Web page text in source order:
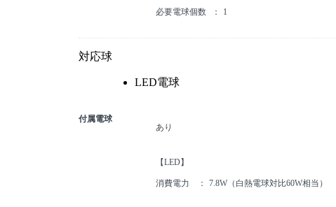
必要電球個数 1
対応球
LED電球
付属電球
あり
【LED】
消費電力 7.8W（白熱電球対比60W相当）